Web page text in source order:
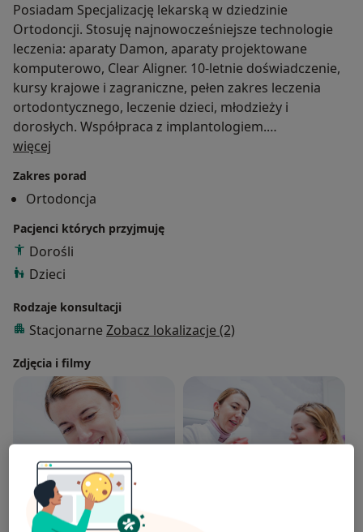
Posiadam Specjalizację lekarską w dziedzinie
Ortodoncji. Stosuję najnowocześniejsze technologie
leczenia: aparaty Damon, aparaty projektowane
komputerowo, Clear Aligner. 10-letnie doświadczenie,
kursy krajowe i zagraniczne, pełen zakres leczenia
ortodontycznego, leczenie dzieci, młodzieży i
dorosłych. Współpraca z implantologiem.
Przygotowanie do leczenia protetycznego i
Ortodontycznego.
więcej
Zakres porad
Ortodoncja
Pacjenci których przyjmuję
Dorośli
Dzieci
Rodzaje konsultacji
Stacjonarne Zobacz lokalizacje (2)
Zdjęcia i filmy
Zobacz galerię (3)